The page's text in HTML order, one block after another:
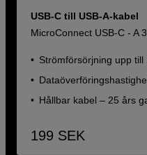
USB-C till USB-A-kabel
MicroConnect USB-C - A
Strömförsörjning upp till
Hållbar kabel – 25 års
199 SEK